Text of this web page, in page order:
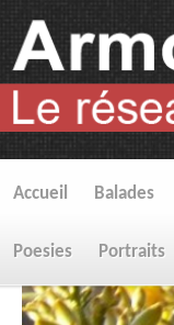
Accueil Balades
Poesies Portraits